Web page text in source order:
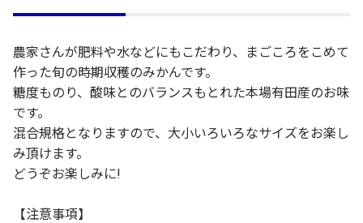
農家さんが肥料や水などにもこだわり、まごころをこめて
作った旬の時期収穫のみかんです。
糖度ものり、酸味とのバランスもとれた本場有田産のお味
です。
混合規格となりますので、大小いろいろなサイズをお楽し
み頂けます。
どうぞお楽しみに!
【注意事項】